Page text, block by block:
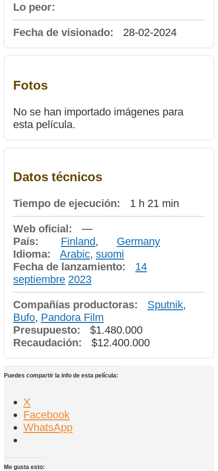
Lo peor:
Fecha de visionado: 28-02-2024
Fotos
No se han importado imágenes para
esta película.
Datos técnicos
Tiempo de ejecución: 1 h 21 min
Web oficial:
—
País:
Finland,
Germany
Idioma:
Arabic, suomi
Fecha de lanzamiento:
14
septiembre 2023
Compañías productoras: Sputnik,
Bufo, Pandora Film
Presupuesto:
$1.480.000
Recaudación:
$12.400.000
Puedes compartir la info de esta película:
X
Facebook
WhatsApp
Me gusta esto: